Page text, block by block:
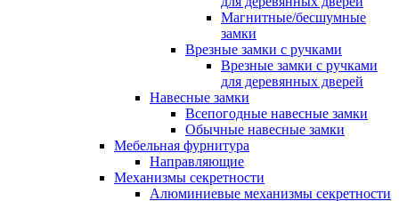
Магнитные/бесшумные
замки
Врезные замки с ручками
Врезные замки с ручками
для деревянных дверей
Навесные замки
Всепогодные навесные замки
Обычные навесные замки
Мебельная фурнитура
Направляющие
Механизмы секретности
Алюминиевые механизмы секретности